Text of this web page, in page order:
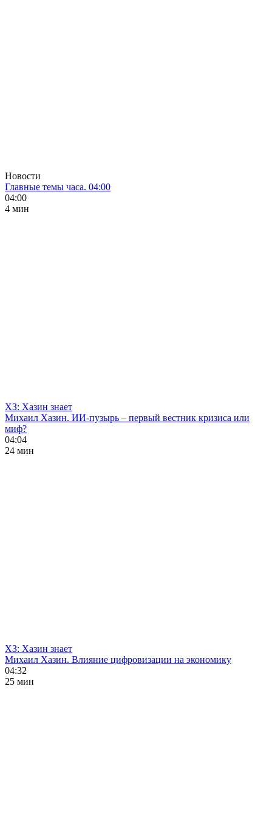
Новости
Главные темы часа. 04:00
04:00
4 мин
ХЗ: Хазин знает
Михаил Хазин. ИИ-пузырь – первый вестник кризиса или
миф?
04:04
24 мин
ХЗ: Хазин знает
Михаил Хазин. Влияние цифровизации на экономику
04:32
25 мин